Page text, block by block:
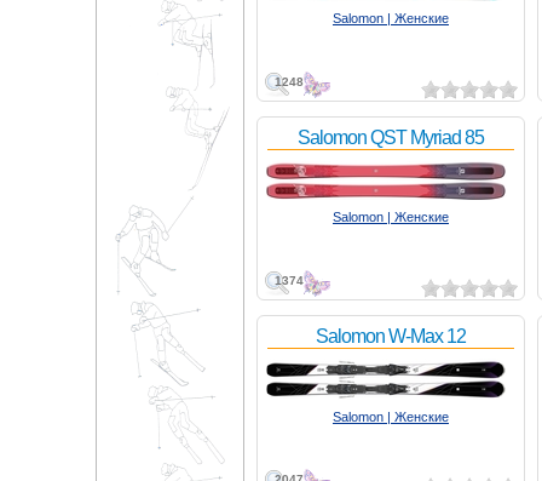
1248
Salomon | Женские
1374
Salomon QST Myriad 85
Salomon | Женские
Salomon W-Max 12
Salomon | Женские